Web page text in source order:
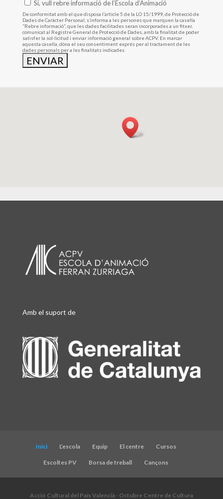
Rebre
informació
Sí, vull rebre informació de l’Escola d’Animació
De conformitat amb el que disposa l’article 5 de la LO 15/1999, de Protecció de
Dades de Caràcter Personal, s’informa a les persones que marquen la casella
“Rebre informació”, que les dades facilitades seran incorporades a un fitxer,
comunicat al Registre General de Protecció de Dades, amb la finalitat de poder
satisfer la sol·licitud i enviar informació general sobre ACPV. En marcar
aquesta casella, dóna el seu consentiment exprés per al tractament de les
dades personals per a les finalitats indicades.
Amb el suport de
Inici L’escola Equip El centre Cursos
Escoltes PV Borsa de treball Cançons
Acció Cultural del País Valencià- Octubre Centre de Cultura